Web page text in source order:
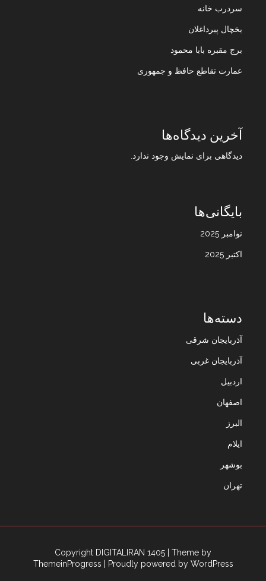
سردرب خانه
یخچال پیرداغلان
برج مقبره بابا محمود
عمارت تقاطع حافظ و جمهوری
آخرین دیدگاه‌ها
دیدگاهی برای نمایش وجود ندارد.
بایگانی‌ها
نوامبر 2025
اکتبر 2025
دسته‌ها
آذربایجان شرقی
آذربایجان غربی
اردبیل
اصفهان
البرز
ایلام
بوشهر
تهران
Copyright DIGITALIRAN 1405
| Theme by
ThemeinProgress
| Proudly powered by WordPress